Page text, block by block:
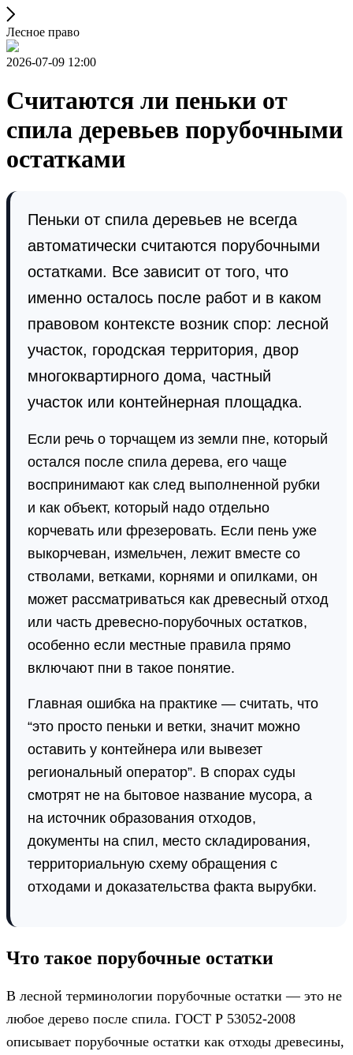
Лесное право
2026-07-09 12:00
Считаются ли пеньки от
спила деревьев порубочными
остатками
Пеньки от спила деревьев не всегда
автоматически считаются порубочными
остатками. Все зависит от того, что
именно осталось после работ и в каком
правовом контексте возник спор: лесной
участок, городская территория, двор
многоквартирного дома, частный
участок или контейнерная площадка.
Если речь о торчащем из земли пне, который
остался после спила дерева, его чаще
воспринимают как след выполненной рубки
и как объект, который надо отдельно
корчевать или фрезеровать. Если пень уже
выкорчеван, измельчен, лежит вместе со
стволами, ветками, корнями и опилками, он
может рассматриваться как древесный отход
или часть древесно-порубочных остатков,
особенно если местные правила прямо
включают пни в такое понятие.
Главная ошибка на практике — считать, что
“это просто пеньки и ветки, значит можно
оставить у контейнера или вывезет
региональный оператор”. В спорах суды
смотрят не на бытовое название мусора, а
на источник образования отходов,
документы на спил, место складирования,
территориальную схему обращения с
отходами и доказательства факта вырубки.
Что такое порубочные остатки
В лесной терминологии порубочные остатки — это не
любое дерево после спила. ГОСТ Р 53052-2008
описывает порубочные остатки как отходы древесины,